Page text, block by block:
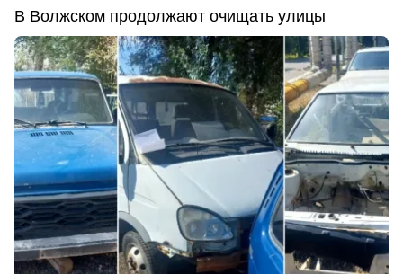
В Волжском продолжают очищать улицы